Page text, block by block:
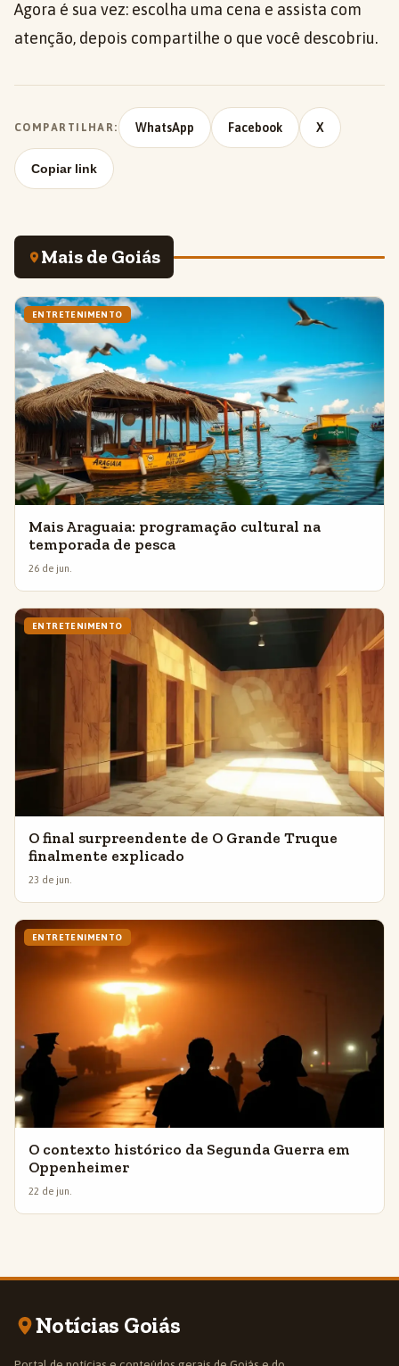
Agora é sua vez: escolha uma cena e assista com
atenção, depois compartilhe o que você descobriu.
COMPARTILHAR: WhatsApp Facebook X
Copiar link
Mais de Goiás
ENTRETENIMENTO
Mais Araguaia: programação cultural na
temporada de pesca
26 de jun.
ENTRETENIMENTO
O final surpreendente de O Grande Truque
finalmente explicado
23 de jun.
ENTRETENIMENTO
O contexto histórico da Segunda Guerra em
Oppenheimer
22 de jun.
Notícias Goiás